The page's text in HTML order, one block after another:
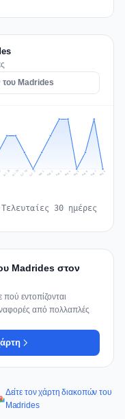
του Madrides
Jul 28 Jul 29 Jul 30 Jul 31 Aug 1 Aug 2 Aug 3 Aug 4 Aug 5 Aug 6 Aug 7 Aug 8
Τελευταίες 30 ημέρες
Madrides στον
εντοπίζονται
από πολλαπλές
Δείτε τον χάρτη διακοπών του
Madrides